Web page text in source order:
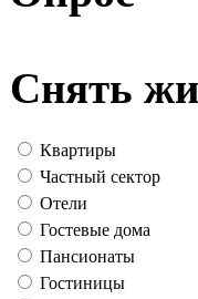
Снять
Квартиры
Частный сектор
Отели
Гостевые дома
Пансионаты
Гостиницы